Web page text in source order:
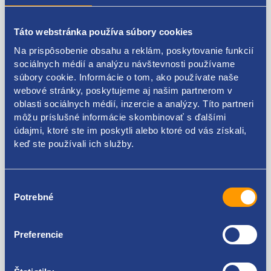
Táto webstránka používa súbory cookies
Na prispôsobenie obsahu a reklám, poskytovanie funkcií
sociálnych médií a analýzu návštevnosti používame
súbory cookie. Informácie o tom, ako používate naše
webové stránky, poskytujeme aj našim partnerom v
oblasti sociálnych médií, inzercie a analýzy. Títo partneri
môžu príslušné informácie skombinovať s ďalšími
údajmi, ktoré ste im poskytli alebo ktoré od vás získali,
keď ste používali ich služby.
súhlasu
Potrebné
Preferencie
rozdeľovač paliva (rail)
pre motory:
1.6TDI 81kW/85kW/88kW, 2.0TDI
81kW/110kW/140kW
VAG originál: 04L130089G 04L130089E 04L130089H